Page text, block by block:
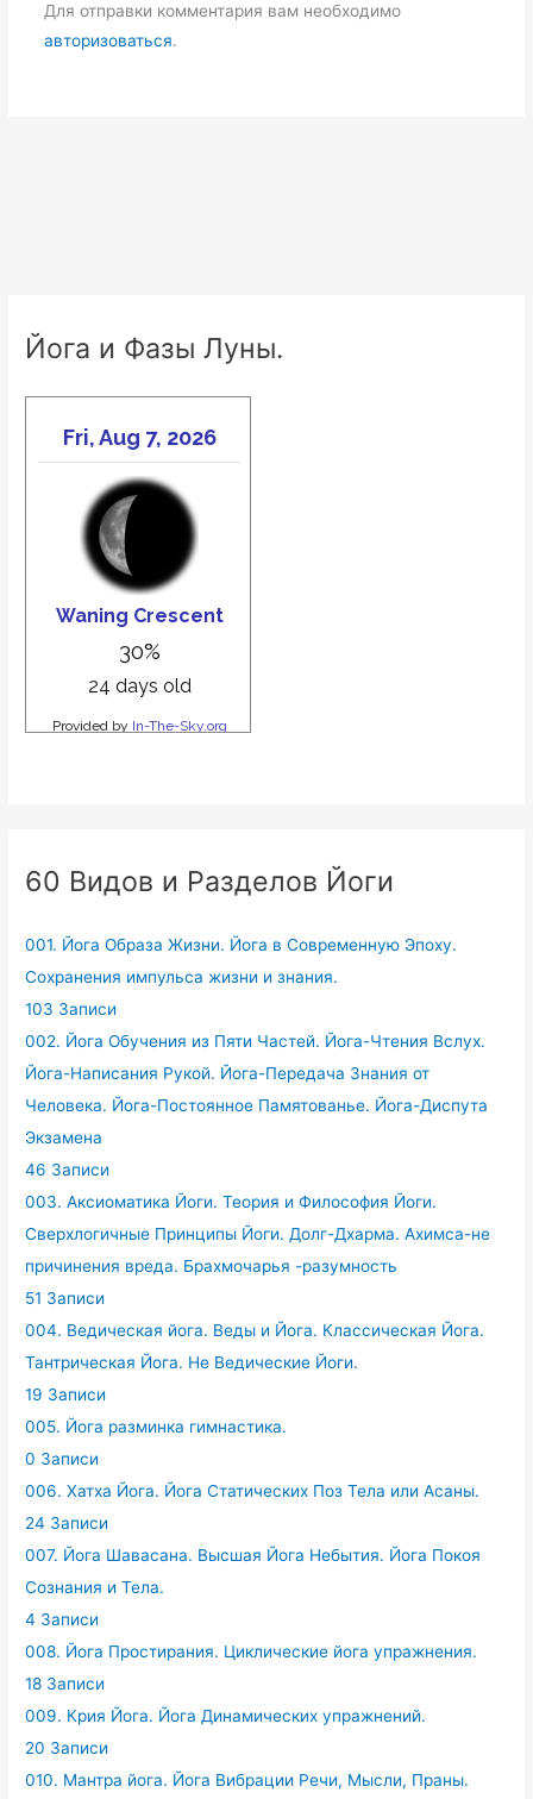
Для отправки комментария вам необходимо
авторизоваться.
Йога и Фазы Луны.
60 Видов и Разделов Йоги
001. Йога Образа Жизни. Йога в Современную Эпоху.
Сохранения импульса жизни и знания.
103 Записи
002. Йога Обучения из Пяти Частей. Йога-Чтения Вслух.
Йога-Написания Рукой. Йога-Передача Знания от
Человека. Йога-Постоянное Памятованье. Йога-Диспута
Экзамена
46 Записи
003. Аксиоматика Йоги. Теория и Философия Йоги.
Сверхлогичные Принципы Йоги. Долг-Дхарма. Ахимса-не
причинения вреда. Брахмочарья -разумность
51 Записи
004. Ведическая йога. Веды и Йога. Классическая Йога.
Тантрическая Йога. Не Ведические Йоги.
19 Записи
005. Йога разминка гимнастика.
0 Записи
006. Хатха Йога. Йога Статических Поз Тела или Асаны.
24 Записи
007. Йога Шавасана. Высшая Йога Небытия. Йога Покоя
Сознания и Тела.
4 Записи
008. Йога Простирания. Циклические йога упражнения.
18 Записи
009. Крия Йога. Йога Динамических упражнений.
20 Записи
010. Мантра йога. Йога Вибрации Речи, Мысли, Праны.